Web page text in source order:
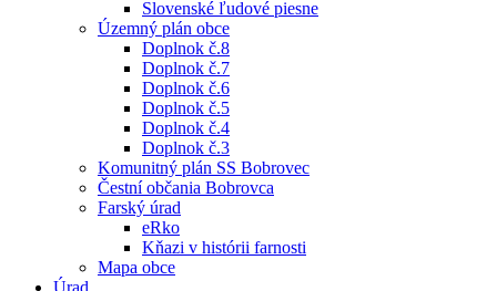
Slovenské ľudové piesne
Územný plán obce
Doplnok č.8
Doplnok č.7
Doplnok č.6
Doplnok č.5
Doplnok č.4
Doplnok č.3
Komunitný plán SS Bobrovec
Čestní občania Bobrovca
Farský úrad
eRko
Kňazi v histórii farnosti
Mapa obce
Úrad